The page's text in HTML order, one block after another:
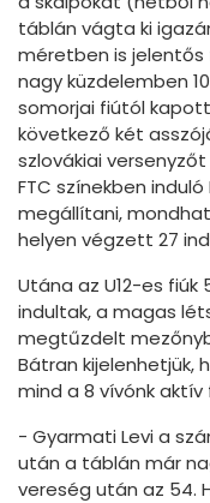
táblán vágta ki
méretben is
nagy küzdelemben
somorjai fiútól
következő két
szlovákiai
FTC színekben
megállítani,
helyen végzett 27
Utána az U12-es
indultak, a magas
megtűzdelt
Bátran kijelenhetjük,
mind a 8 vívónk
- Gyarmati Levi a
után a táblán már
vereség után az 54.